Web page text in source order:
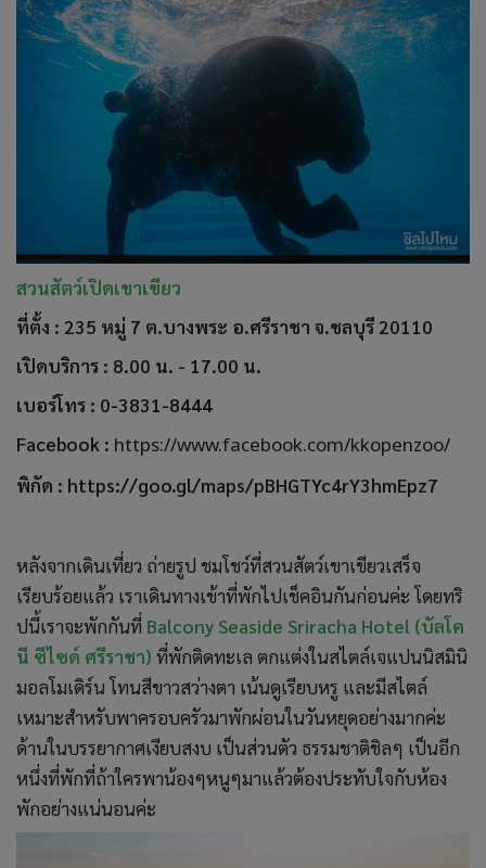
สวนสัตว์เปิดเขาเขียว
ที่ตั้ง : 235 หมู่ 7 ต.บางพระ อ.ศรีราชา จ.ชลบุรี 20110
เปิดบริการ : 8.00 น. - 17.00 น.
เบอร์โทร : 0-3831-8444
Facebook : https://www.facebook.com/kkopenzoo/
พิกัด : https://goo.gl/maps/pBHGTYc4rY3hmEpz7
หลังจากเดินเที่ยว ถ่ายรูป ชมโชว์ที่สวนสัตว์เขาเขียวเสร็จ
เรียบร้อยแล้ว เราเดินทางเข้าที่พักไปเช็คอินกันก่อนค่ะ โดยทริ
ปนี้เราจะพักกันที่ Balcony Seaside Sriracha Hotel (บัลโค
นี ซีไซด์ ศรีราชา) ที่พักติดทะเล ตกแต่งในสไตล์เจแปนนิสมินิ
มอลโมเดิร์น โทนสีขาวสว่างตา เน้นดูเรียบหรู และมีสไตล์
เหมาะสำหรับพาครอบครัวมาพักผ่อนในวันหยุดอย่างมากค่ะ
ด้านในบรรยากาศเงียบสงบ เป็นส่วนตัว ธรรมชาติชิลๆ เป็นอีก
หนึ่งที่พักที่ถ้าใครพาน้องๆหนูๆมาแล้วต้องประทับใจกับห้อง
พักอย่างแน่นอนค่ะ